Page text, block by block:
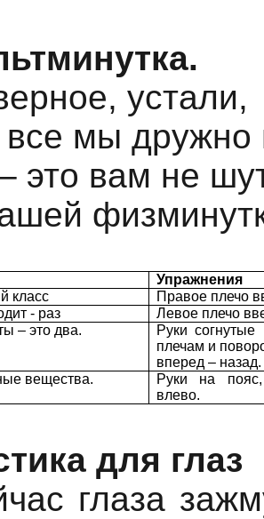
устали,
все мы дружно
это вам не
Упражнения
класс
Правое плечо
- раз
Левое плечо
– это два.
Руки
плечам и
вперед – назад.
вещества.
Руки на
влево.
для глаз
глаза